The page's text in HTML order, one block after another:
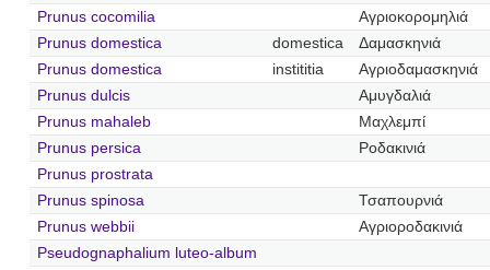
Prunus cocomilia
Αγριοκορομηλιά
Prunus domestica
domestica
Δαμασκηνιά
Prunus domestica
instititia
Αγριοδαμασκηνιά
Prunus dulcis
Αμυγδαλιά
Prunus mahaleb
Μαχλεμπί
Prunus persica
Ροδακινιά
Prunus prostrata
Prunus spinosa
Τσαπουρνιά
Prunus webbii
Αγριοροδακινιά
Pseudognaphalium luteo-album